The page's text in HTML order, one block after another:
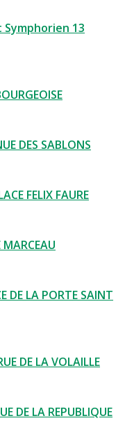
Symphorien 13
DES SABLONS
FELIX FAURE
LA PORTE SAINT
DE LA VOLAILLE
DE LA REPUBLIQUE